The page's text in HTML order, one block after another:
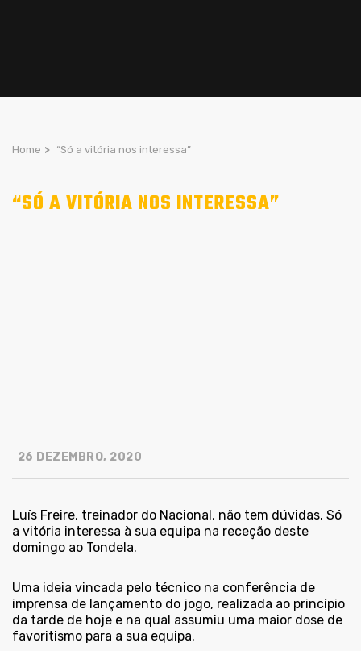
Home > “Só a vitória nos interessa”
“SÓ A VITÓRIA NOS INTERESSA”
26 DEZEMBRO, 2020
Luís Freire, treinador do Nacional, não tem dúvidas. Só
a vitória interessa à sua equipa na receção deste
domingo ao Tondela.
Uma ideia vincada pelo técnico na conferência de
imprensa de lançamento do jogo, realizada ao princípio
da tarde de hoje e na qual assumiu uma maior dose de
favoritismo para a sua equipa.